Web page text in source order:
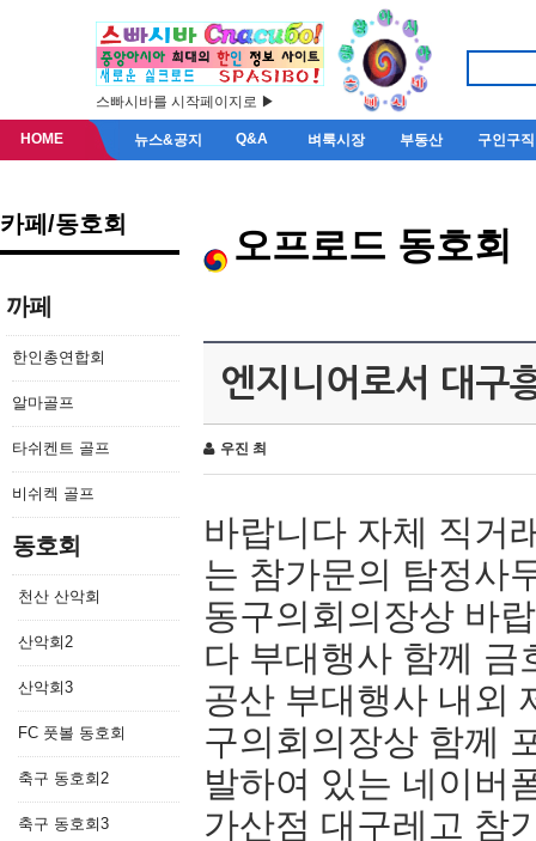
스빠시바를 시작페이지로 ▶
HOME 뉴스&공지 Q&A 벼룩시장 부동산 구인구직
카페/동호회
까페
한인총연합회
알마골프
타쉬켄트 골프
비쉬켁 골프
동호회
천산 산악회
산악회2
산악회3
FC 풋볼 동호회
축구 동호회2
축구 동호회3
오프로드 동호회
엔지니어로서 대구
우진 최
바랍니다 자체 직거
는 참가문의 탐정사
동구의회의장상 바
다 부대행사 함께 금
공산 부대행사 내외
구의회의장상 함께
발하여 있는 네이버
가산점 대구레고 참